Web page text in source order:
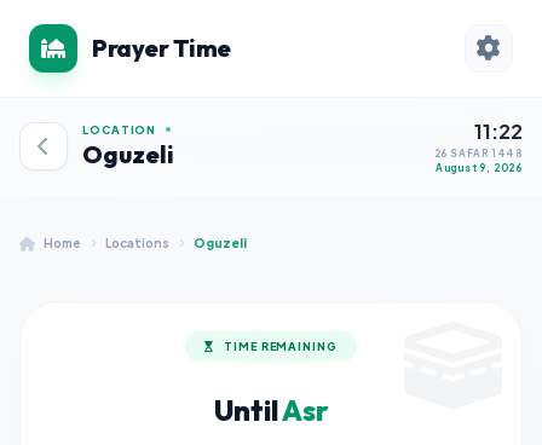
Prayer Time
LOCATION
Oguzeli
11:22
26 SAFAR 1448
August 9, 2026
Home Locations Oguzeli
TIME REMAINING
UntilAsr